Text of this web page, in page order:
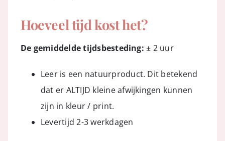
Hoeveel tijd kost het?
De gemiddelde tijdsbesteding: ± 2 uur
Leer is een natuurproduct. Dit betekend
dat er ALTIJD kleine afwijkingen kunnen
zijn in kleur / print.
Levertijd 2-3 werkdagen